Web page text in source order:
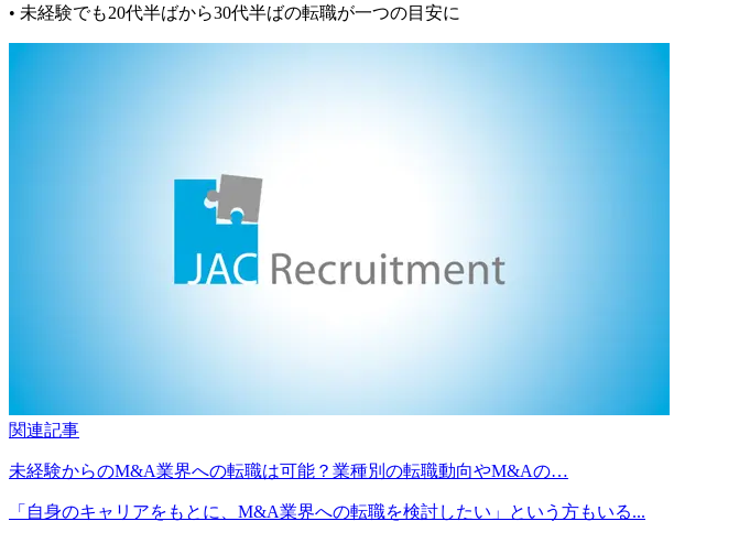
• 未経験でも20代半ばから30代半ばの転職が一つの目安に
関連記事
未経験からのM&A業界への転職は可能？業種別の転職動向やM&Aの…
「自身のキャリアをもとに、M&A業界への転職を検討したい」という方もいる...